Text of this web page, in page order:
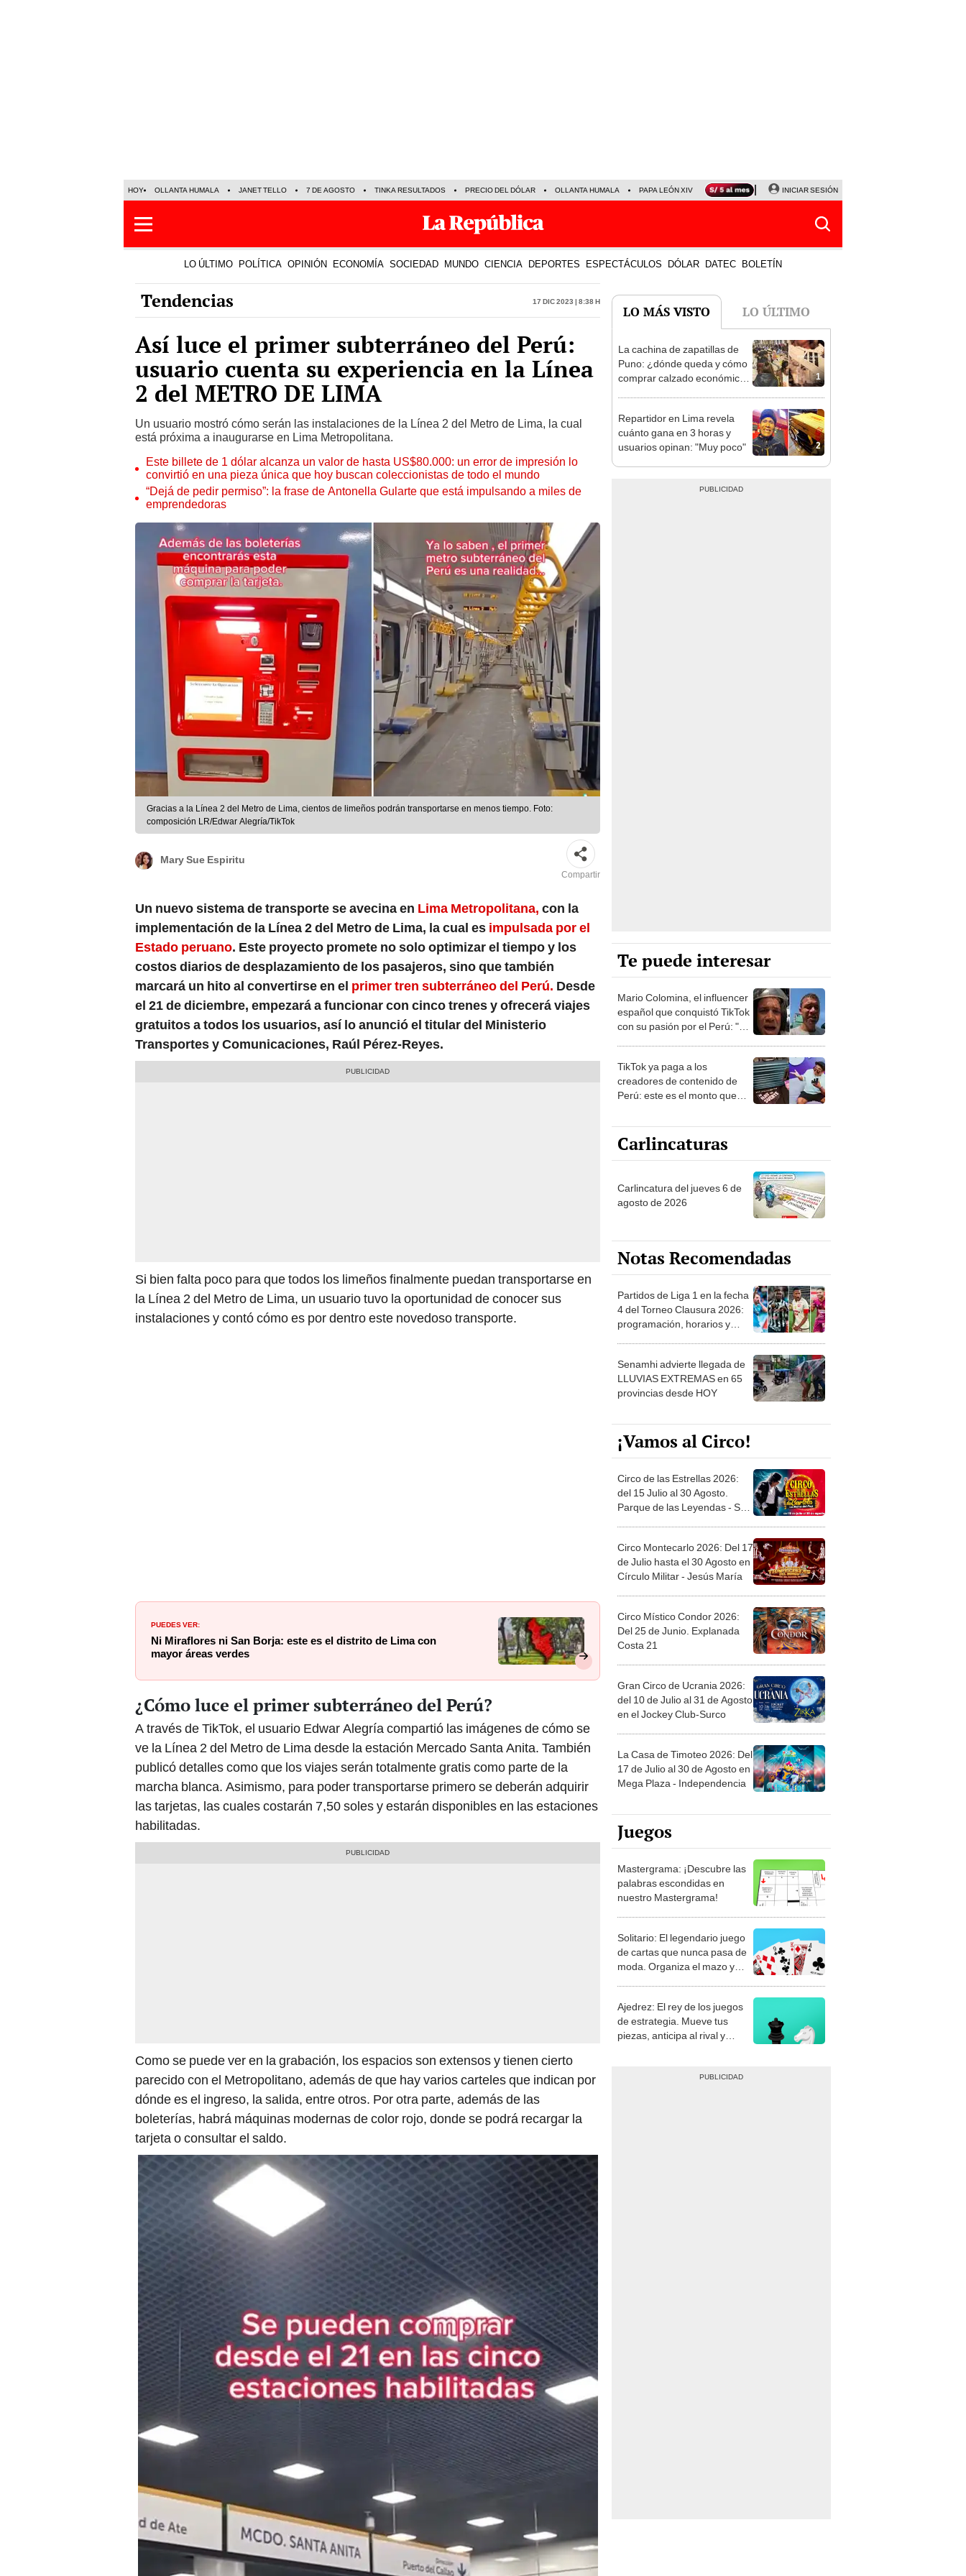
HOY OLLANTA HUMALA JANET TELLO 7 DE AGOSTO TINKA RESULTADOS PRECIO DEL DÓLAR OLLANTA HUMALA PAPA LEÓN XIV NALDY SALDAÑA LA BELLA LUZ
INICIAR SESIÓN
LO ÚLTIMO POLÍTICA OPINIÓN ECONOMÍA SOCIEDAD MUNDO CIENCIA DEPORTES ESPECTÁCULOS DÓLAR DATEC BOLETÍN
Tendencias 17 Dic 2023 | 8:38 h
Así luce el primer subterráneo del Perú:
usuario cuenta su experiencia en la Línea
2 del METRO DE LIMA
Un usuario mostró cómo serán las instalaciones de la Línea 2 del Metro de Lima, la cual
está próxima a inaugurarse en Lima Metropolitana.
Este billete de 1 dólar alcanza un valor de hasta US$80.000: un error de impresión lo
convirtió en una pieza única que hoy buscan coleccionistas de todo el mundo
“Dejá de pedir permiso”: la frase de Antonella Gularte que está impulsando a miles de
emprendedoras
Gracias a la Línea 2 del Metro de Lima, cientos de limeños podrán transportarse en menos tiempo. Foto:
composición LR/Edwar Alegría/TikTok
Mary Sue Espiritu
Compartir
Un nuevo sistema de transporte se avecina en Lima Metropolitana, con la
implementación de la Línea 2 del Metro de Lima, la cual es impulsada por el
Estado peruano. Este proyecto promete no solo optimizar el tiempo y los
costos diarios de desplazamiento de los pasajeros, sino que también
marcará un hito al convertirse en el primer tren subterráneo del Perú. Desde
el 21 de diciembre, empezará a funcionar con cinco trenes y ofrecerá viajes
gratuitos a todos los usuarios, así lo anunció el titular del Ministerio
Transportes y Comunicaciones, Raúl Pérez-Reyes.
Si bien falta poco para que todos los limeños finalmente puedan transportarse en
la Línea 2 del Metro de Lima, un usuario tuvo la oportunidad de conocer sus
instalaciones y contó cómo es por dentro este novedoso transporte.
PUEDES VER:
Ni Miraflores ni San Borja: este es el distrito de Lima con
mayor áreas verdes
¿Cómo luce el primer subterráneo del Perú?
A través de TikTok, el usuario Edwar Alegría compartió las imágenes de cómo se
ve la Línea 2 del Metro de Lima desde la estación Mercado Santa Anita. También
publicó detalles como que los viajes serán totalmente gratis como parte de la
marcha blanca. Asimismo, para poder transportarse primero se deberán adquirir
las tarjetas, las cuales costarán 7,50 soles y estarán disponibles en las estaciones
habilitadas.
Como se puede ver en la grabación, los espacios son extensos y tienen cierto
parecido con el Metropolitano, además de que hay varios carteles que indican por
dónde es el ingreso, la salida, entre otros. Por otra parte, además de las
boleterías, habrá máquinas modernas de color rojo, donde se podrá recargar la
tarjeta o consultar el saldo.
LO MÁS VISTO LO ÚLTIMO
1
La cachina de zapatillas de
Puno: ¿dónde queda y cómo
comprar calzado económico
2
Repartidor en Lima revela
cuánto gana en 3 horas y
usuarios opinan: "Muy poco"
Te puede interesar
Mario Colomina, el influencer
español que conquistó TikTok
con su pasión por el Perú: "Mi
TikTok ya paga a los
creadores de contenido de
Perú: este es el monto que
1.000 vistas
Carlincaturas
Carlincatura del jueves 6 de
agosto de 2026
Notas Recomendadas
Partidos de Liga 1 en la fecha
4 del Torneo Clausura 2026:
programación, horarios y
Senamhi advierte llegada de
LLUVIAS EXTREMAS en 65
provincias desde HOY
¡Vamos al Circo!
Circo de las Estrellas 2026:
del 15 Julio al 30 Agosto.
Parque de las Leyendas - San
Circo Montecarlo 2026: Del 17
de Julio hasta el 30 Agosto en
Círculo Militar - Jesús María
Circo Místico Condor 2026:
Del 25 de Junio. Explanada
Costa 21
Gran Circo de Ucrania 2026:
del 10 de Julio al 31 de Agosto
en el Jockey Club-Surco
La Casa de Timoteo 2026: Del
17 de Julio al 30 de Agosto en
Mega Plaza - Independencia
Juegos
Mastergrama: ¡Descubre las
palabras escondidas en
nuestro Mastergrama!
Solitario: El legendario juego
de cartas que nunca pasa de
moda. Organiza el mazo y
Ajedrez: El rey de los juegos
de estrategia. Mueve tus
piezas, anticipa al rival y